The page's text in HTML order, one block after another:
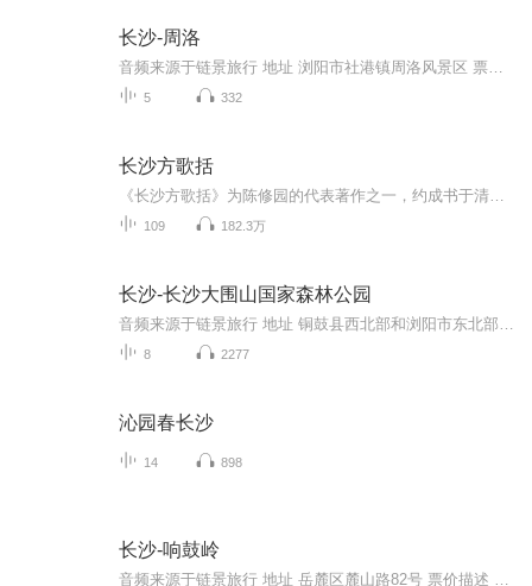
长沙-周洛
5 332
长沙方歌括
109 182.3万
长沙-长沙大围山国家森林公园
8 2277
沁园春长沙
14 898
长沙-响鼓岭